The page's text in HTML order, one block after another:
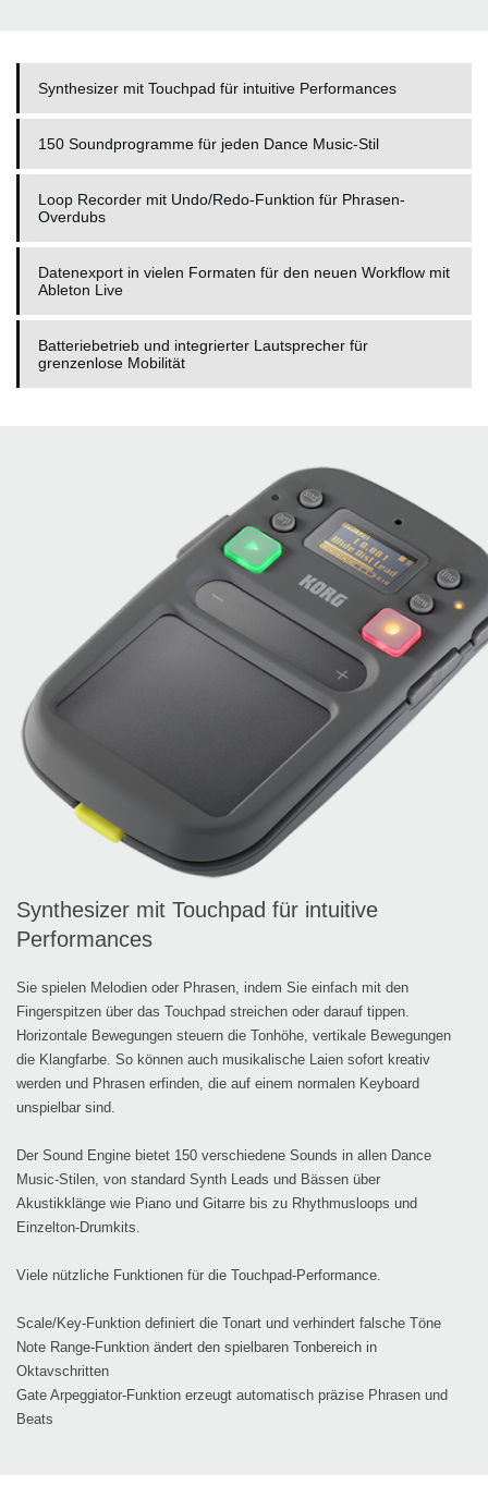
Synthesizer mit Touchpad für intuitive Performances
150 Soundprogramme für jeden Dance Music-Stil
Loop Recorder mit Undo/Redo-Funktion für Phrasen-
Overdubs
Datenexport in vielen Formaten für den neuen Workflow mit
Ableton Live
Batteriebetrieb und integrierter Lautsprecher für
grenzenlose Mobilität
Synthesizer mit Touchpad für intuitive
Performances
Sie spielen Melodien oder Phrasen, indem Sie einfach mit den
Fingerspitzen über das Touchpad streichen oder darauf tippen.
Horizontale Bewegungen steuern die Tonhöhe, vertikale Bewegungen
die Klangfarbe. So können auch musikalische Laien sofort kreativ
werden und Phrasen erfinden, die auf einem normalen Keyboard
unspielbar sind.
Der Sound Engine bietet 150 verschiedene Sounds in allen Dance
Music-Stilen, von standard Synth Leads und Bässen über
Akustikklänge wie Piano und Gitarre bis zu Rhythmusloops und
Einzelton-Drumkits.
Viele nützliche Funktionen für die Touchpad-Performance.
Scale/Key-Funktion definiert die Tonart und verhindert falsche Töne
Note Range-Funktion ändert den spielbaren Tonbereich in
Oktavschritten
Gate Arpeggiator-Funktion erzeugt automatisch präzise Phrasen und
Beats